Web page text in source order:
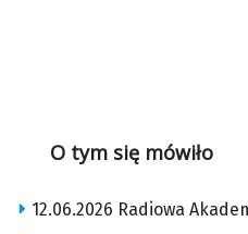
O tym się mówiło
12.06.2026 Radiowa